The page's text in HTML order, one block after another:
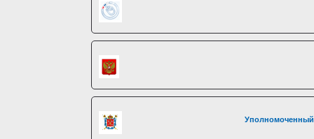
Уполномоченный